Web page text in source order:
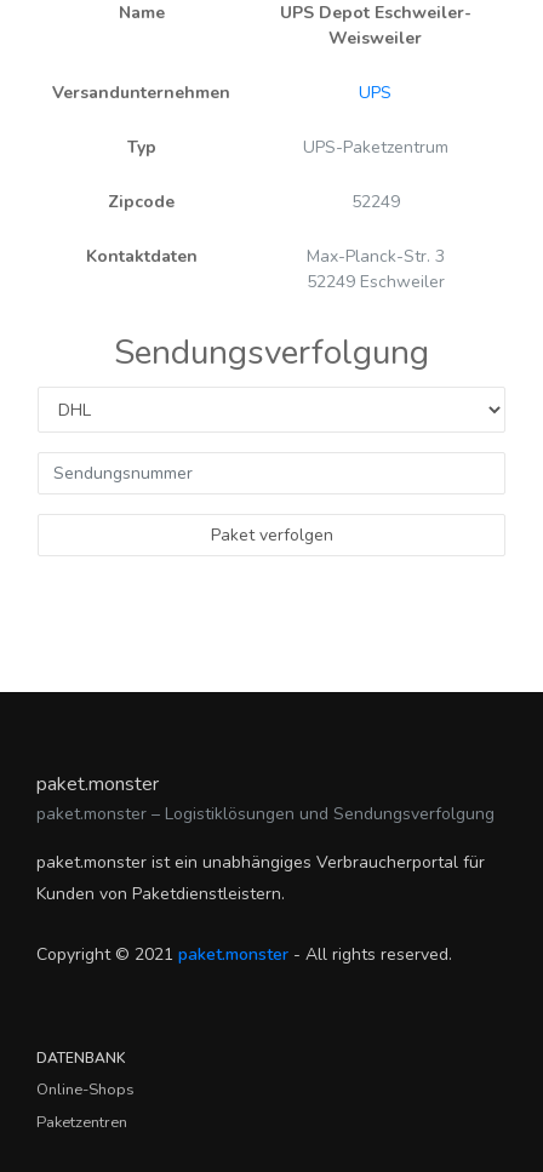
Name
UPS Depot Eschweiler-
Weisweiler
Versandunternehmen UPS
Typ UPS-Paketzentrum
Zipcode 52249
Kontaktdaten
Max-Planck-Str. 3
52249 Eschweiler
Sendungsverfolgung
Paket verfolgen
paket.monster
paket.monster – Logistiklösungen und Sendungsverfolgung
paket.monster ist ein unabhängiges Verbraucherportal für
Kunden von Paketdienstleistern.
Copyright © 2021 paket.monster - All rights reserved.
DATENBANK
Online-Shops
Paketzentren